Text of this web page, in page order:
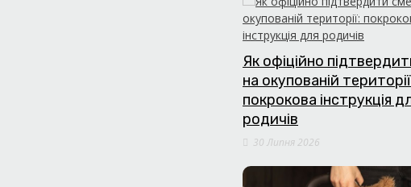
Як офіційно
на окупованій
покрокова інструкція
родичів
30 Липня 2026